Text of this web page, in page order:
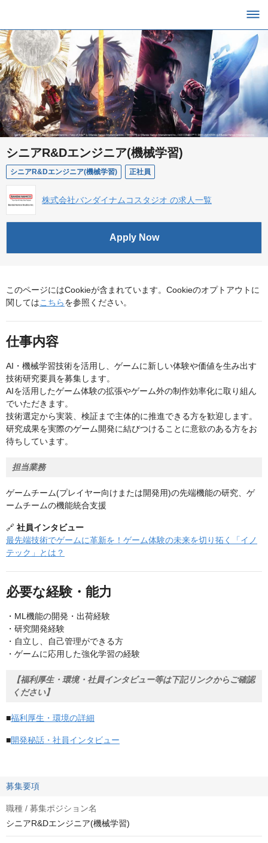
シニアR&Dエンジニア(機械学習)
シニアR&Dエンジニア(機械学習) 正社員
株式会社バンダイナムコスタジオ の求人一覧
Apply Now
このページにはCookieが含まれています。Cookieのオプトアウトに
関してはこちらを参照ください。
仕事内容
AI・機械学習技術を活用し、ゲームに新しい体験や価値を生み出す
技術研究要員を募集します。
AIを活用したゲーム体験の拡張やゲーム外の制作効率化に取り組ん
でいただきます。
技術選定から実装、検証まで主体的に推進できる方を歓迎します。
研究成果を実際のゲーム開発に結びつけることに意欲のある方をお
待ちしています。
担当業務
ゲームチーム(プレイヤー向けまたは開発用)の先端機能の研究、ゲ
ームチームの機能統合支援
🔗 社員インタビュー
最先端技術でゲームに革新を！ゲーム体験の未来を切り拓く「イノ
テック」とは？
必要な経験・能力
・ML機能の開発・出荷経験
・研究開発経験
・自立し、自己管理ができる方
・ゲームに応用した強化学習の経験
【福利厚生・環境・社員インタビュー等は下記リンクからご確認
ください】
■福利厚生・環境の詳細
■開発秘話・社員インタビュー
募集要項
職種 / 募集ポジション名
シニアR&Dエンジニア(機械学習)